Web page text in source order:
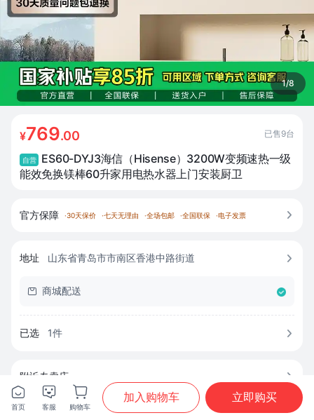

首页

分类

购物车

1/8
¥769.00 已售9台
自营
ES60-DYJ3海信（Hisense）3200W变频速热一级
能效免换镁棒60升家用电热水器上门安装厨卫
官方保障 ·30天保价 ·七天无理由 ·全场包邮 ·全国联保 ·电子发票 
地址 山东省青岛市市南区香港中路街道 
 商城配送
已选 1件 
附近专卖店 
品质之家（青岛李沧达翁）店

首页

客服

购物车
加入购物车 立即购买